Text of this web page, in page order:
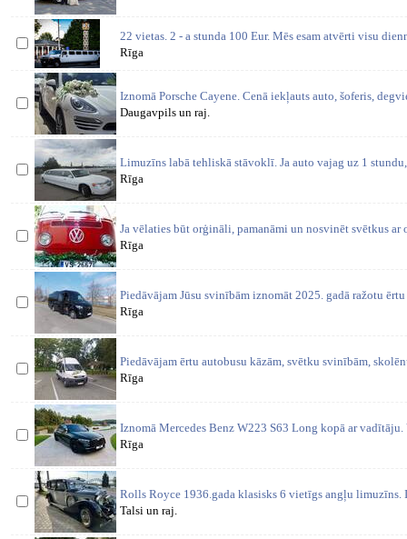
22 vietas. 2 - a stunda 100 Eur. Mēs esam atvērti visu
Rīga
Iznomā Porsche Cayene. Cenā iekļauts auto, šoferis,
Daugavpils un raj.
Limuzīns labā tehliskā stāvoklī. Ja auto vajag uz 1
Rīga
Ja vēlaties būt orģināli, pamanāmi un nosvinēt svētkus ar
Rīga
Piedāvājam Jūsu svinībām iznomāt 2025. gadā ražotu
Rīga
Piedāvājam ērtu autobusu kāzām, svētku svinībām,
Rīga
Iznomā Mercedes Benz W223 S63 Long kopā ar
Rīga
Rolls Royce 1936.gada klasisks 6 vietīgs angļu limuzīns.
Talsi un raj.